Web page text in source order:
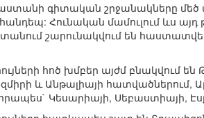
գիտական շրջանակները մեծ
Հունական մամուլում ևս
շարունակվում են
հոծ խմբեր այժմ բնակվում են
և Անթալիայի հատվածներում,
Կեսարիայի, Սեբաստիայի,